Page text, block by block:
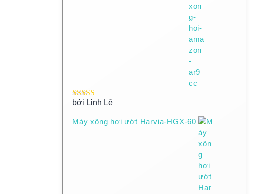
Được xếp
bởi Linh Lê
Máy xông hơi ướt Harvia-HGX-60